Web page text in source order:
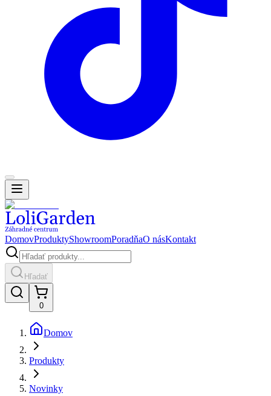
DomovProduktyShowroomPoradňaO násKontakt
Hľadať
0
Domov
Produkty
Novinky